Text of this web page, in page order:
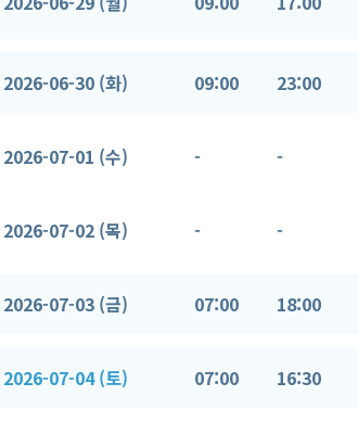
2026-06-30 (화) 09:00 23:00
2026-07-01 (수) - -
2026-07-02 (목) - -
2026-07-03 (금) 07:00 18:00
2026-07-04 (토) 07:00 16:30